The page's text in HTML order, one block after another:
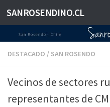
Saltar al contenido
SANROSENDINO.CL
DESTACADO / SAN ROSENDO
Vecinos de sectores
representantes de